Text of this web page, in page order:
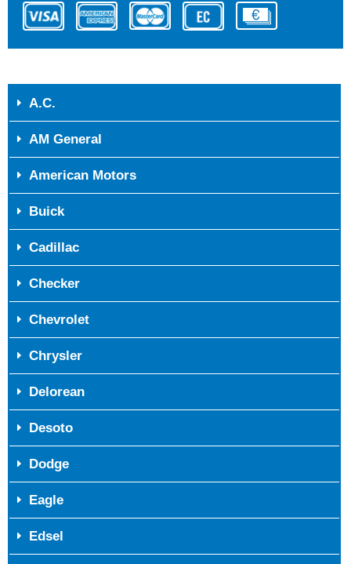
A.C.
AM General
American Motors
Buick
Cadillac
Checker
Chevrolet
Chrysler
Delorean
Desoto
Dodge
Eagle
Edsel